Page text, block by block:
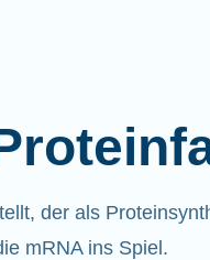
der als
mRNA ins Spiel.